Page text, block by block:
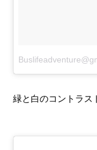
緑と白のコントラス